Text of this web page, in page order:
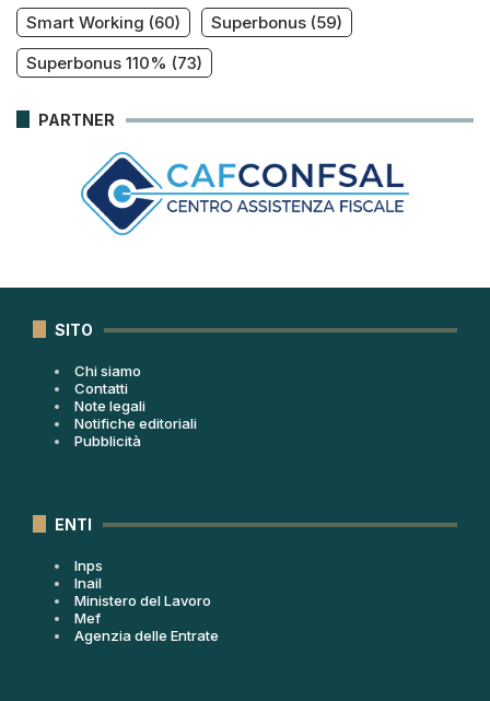
Smart Working (60) Superbonus (59)
Superbonus 110% (73)
PARTNER
SITO
Chi siamo
Contatti
Note legali
Notifiche editoriali
Pubblicità
ENTI
Inps
Inail
Ministero del Lavoro
Mef
Agenzia delle Entrate